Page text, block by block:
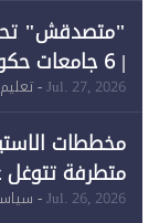
"متصدقش" تحلل
Jul. 27, 2026- تعليم
مخططات
متطرفة تتوغل
خرق الحدود
Jul. 26, 2026
-